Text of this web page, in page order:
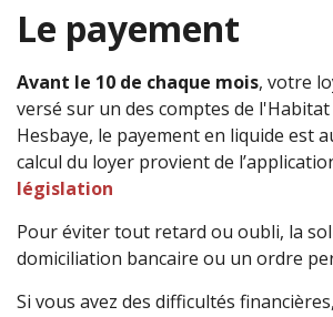
Le payement
Avant le 10 de chaque mois, votre
versé sur un des comptes de l'Habitat
Hesbaye, le payement en liquide est
calcul du loyer provient de
législation
Pour éviter tout retard ou oubli, la
domiciliation bancaire ou un ordre
Si vous avez des difficultés